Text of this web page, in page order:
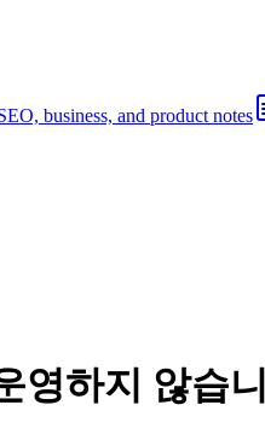
business, and product notes
영하지 않습